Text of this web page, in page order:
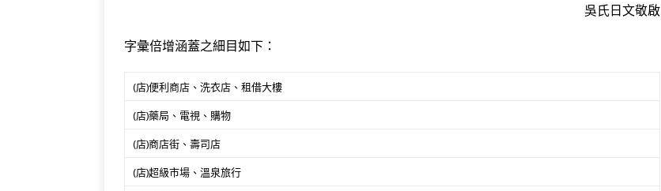
吳氏日文敬啟
字彙倍增涵蓋之細目如下：
(店)便利商店、洗衣店、租借大樓
(店)藥局、電視、購物
(店)商店街、壽司店
(店)超級市場、溫泉旅行